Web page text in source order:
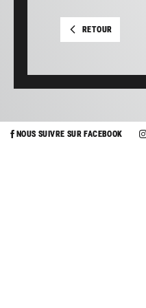
RETOUR
NOUS SUIVRE SUR FACEBOOK